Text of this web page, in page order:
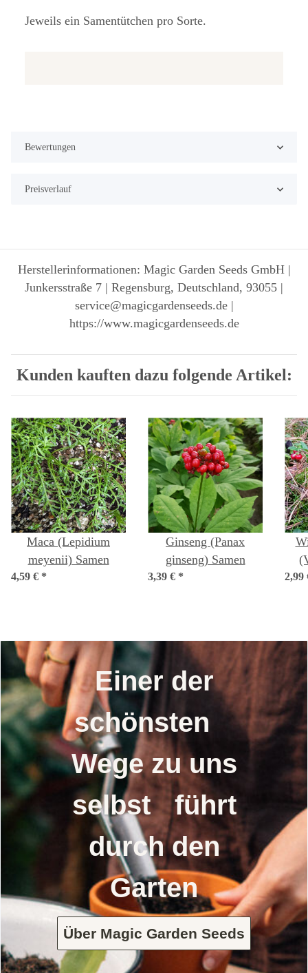
Jeweils ein Samentütchen pro Sorte.
Bewertungen
Preisverlauf
Herstellerinformationen: Magic Garden Seeds GmbH |
Junkersstraße 7 | Regensburg, Deutschland, 93055 |
service@magicgardenseeds.de |
https://www.magicgardenseeds.de
Kunden kauften dazu folgende Artikel:
Maca (Lepidium
meyenii) Samen
4,59 € *
Ginseng (Panax
ginseng) Samen
3,39 € * 2,99
Einer der
schönsten
Wege zu uns
selbst führt
durch den
Garten
Über Magic Garden Seeds